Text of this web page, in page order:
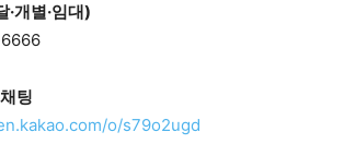
·개별·임대)
팅
o/s79o2ugd